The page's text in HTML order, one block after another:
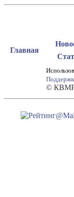
Главная
©